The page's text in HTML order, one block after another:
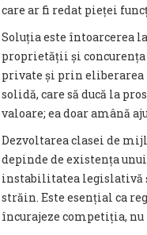
care ar fi redat pieței
Soluția este întoarcerea
proprietății și
private și prin eliberarea
solidă, care să ducă la
valoare; ea doar amână
Dezvoltarea clasei de
depinde de existența
instabilitatea legislativă
străin. Este esențial ca
încurajeze competiția,